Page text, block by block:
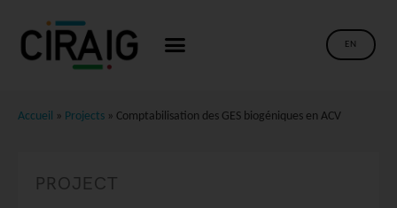
EN
Accueil » Projects » Comptabilisation des GES biogéniques en ACV
PROJECT